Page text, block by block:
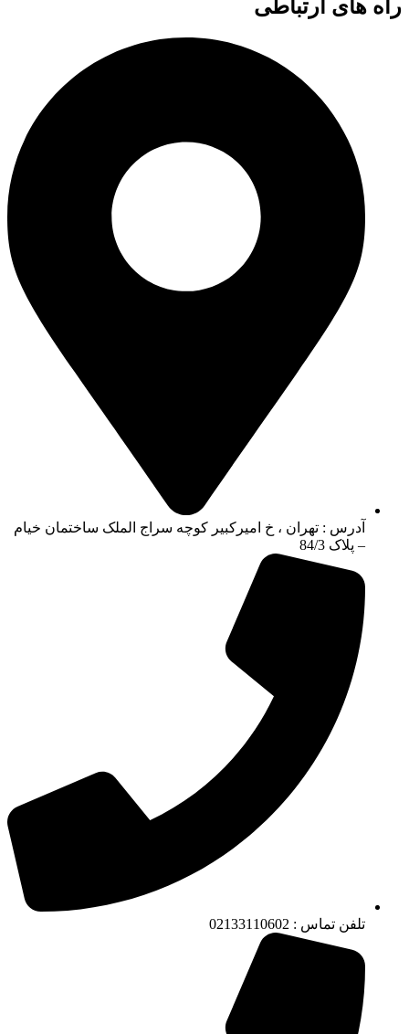
راه های ارتباطی
آدرس : تهران ، خ امیرکبیر کوچه سراج الملک ساختمان خیام
– پلاک 84/3
تلفن تماس : 02133110602